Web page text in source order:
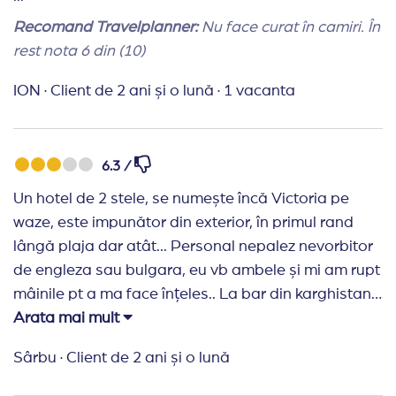
Recomand Travelplanner:Nu face curat în camiri. În
rest nota 6 din (10)
ION · Client de 2 ani și o lună · 1 vacanta
6.3 /
Un hotel de 2 stele, se numește încă Victoria pe
waze, este impunător din exterior, în primul rand
lângă plaja dar atât... Personal nepalez nevorbitor
de engleza sau bulgara, eu vb ambele și mi am rupt
mâinile pt a ma face înțeles.. La bar din karghistan
și alte tari care te face sa te lași pagubas în a cere
biletele în care roagă clienții sa mănânce mai puțin ,
Arata mai mult
Sârbu · Client de 2 ani și o lună